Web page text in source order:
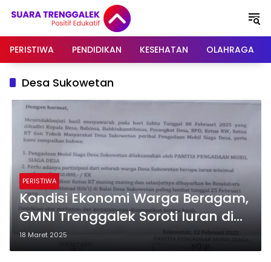
PERISTIWA
PENDIDIKAN KESEHATAN OLAHRAGA
Desa Sukowetan
PERISTIWA
Kondisi Ekonomi Warga Beragam,
GMNI Trenggalek Soroti Iuran di
Desa Sukowetan
18 Maret 2025